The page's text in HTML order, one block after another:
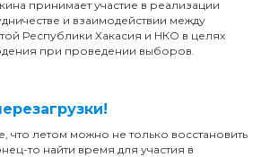
принимает участие в реализации
и взаимодействии между
Республики Хакасия и НКО в целях
при проведении выборов.
что летом можно не только восстановить
то найти время для участия в